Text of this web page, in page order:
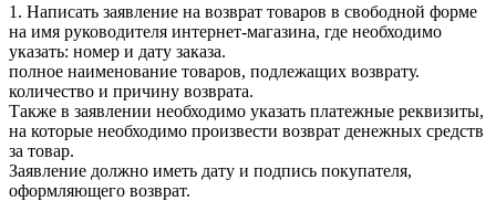
1. Написать заявление на возврат товаров в свободной форме
на имя руководителя интернет-магазина, где необходимо
указать: номер и дату заказа.
полное наименование товаров, подлежащих возврату.
количество и причину возврата.
Также в заявлении необходимо указать платежные реквизиты,
на которые необходимо произвести возврат денежных средств
за товар.
Заявление должно иметь дату и подпись покупателя,
оформляющего возврат.